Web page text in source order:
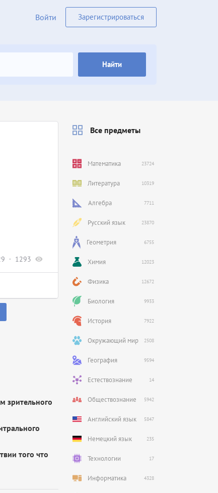
Войти Зарегистрироваться
Найти
1293
зрительного
того что
Все предметы
Математика 23724
Литература 10319
Алгебра 7711
Русский язык 23870
Геометрия 6755
Химия 12023
Физика 12672
Биология 9933
История 7922
Окружающий мир 2508
География 9594
Естествознание 14
Обществознание 5942
Английский язык 5847
Немецкий язык 235
Технологии 17
Информатика 4328